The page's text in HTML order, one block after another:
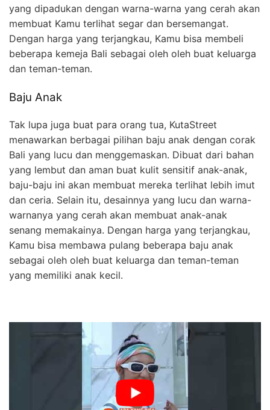
yang dipadukan dengan warna-warna yang cerah akan
membuat Kamu terlihat segar dan bersemangat.
Dengan harga yang terjangkau, Kamu bisa membeli
beberapa kemeja Bali sebagai oleh oleh buat keluarga
dan teman-teman.
Baju Anak
Tak lupa juga buat para orang tua, KutaStreet
menawarkan berbagai pilihan baju anak dengan corak
Bali yang lucu dan menggemaskan. Dibuat dari bahan
yang lembut dan aman buat kulit sensitif anak-anak,
baju-baju ini akan membuat mereka terlihat lebih imut
dan ceria. Selain itu, desainnya yang lucu dan warna-
warnanya yang cerah akan membuat anak-anak
senang memakainya. Dengan harga yang terjangkau,
Kamu bisa membawa pulang beberapa baju anak
sebagai oleh oleh buat keluarga dan teman-teman
yang memiliki anak kecil.